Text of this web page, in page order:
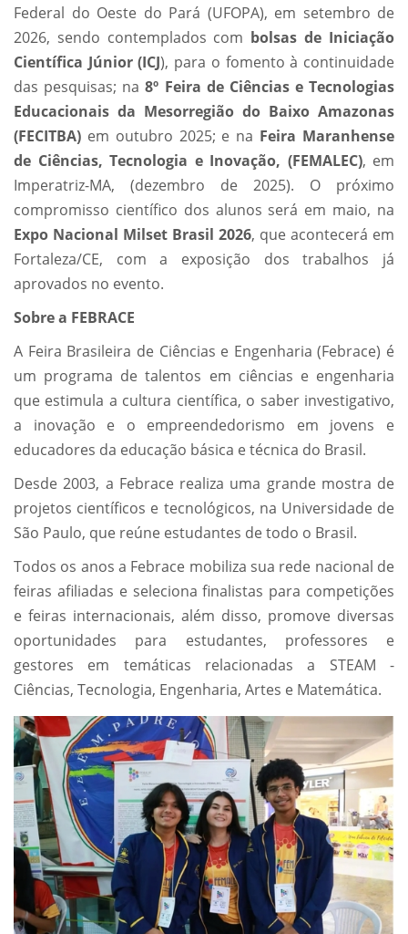
Federal do Oeste do Pará (UFOPA), em setembro de
2026, sendo contemplados com bolsas de Iniciação
Científica Júnior (ICJ), para o fomento à continuidade
das pesquisas; na8º Feira de Ciências e Tecnologias
Educacionais da Mesorregião do Baixo Amazonas
(FECITBA) em outubro 2025; e na Feira Maranhense
de Ciências, Tecnologia e Inovação, (FEMALEC), em
Imperatriz-MA, (dezembro de 2025). O próximo
compromisso científico dos alunos será em maio, na
Expo Nacional Milset Brasil 2026, que acontecerá em
Fortaleza/CE, com a exposição dos trabalhos já
aprovados no evento.
Sobre a FEBRACE
A Feira Brasileira de Ciências e Engenharia (Febrace) é
um programa de talentos em ciências e engenharia
que estimula a cultura científica, o saber investigativo,
a inovação e o empreendedorismo em jovens e
educadores da educação básica e técnica do Brasil.
Desde 2003, a Febrace realiza uma grande mostra de
projetos científicos e tecnológicos, na Universidade de
São Paulo, que reúne estudantes de todo o Brasil.
Todos os anos a Febrace mobiliza sua rede nacional de
feiras afiliadas e seleciona finalistas para competições
e feiras internacionais, além disso, promove diversas
oportunidades para estudantes, professores e
gestores em temáticas relacionadas a STEAM -
Ciências, Tecnologia, Engenharia, Artes e Matemática.